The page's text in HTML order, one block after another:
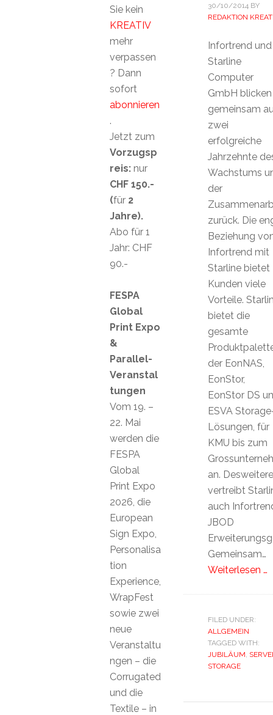
30/10/2014BY
REDAKTION
Infortrend und
Starline
Computer
GmbH blicken
gemeinsam
zwei
erfolgreiche
Jahrzehnte
Wachstums
der
zurück. Die
Beziehung
Infortrend mit
Starline bietet
Kunden viele
Vorteile.
bietet die
gesamte
der EonNAS,
EonStor,
EonStor DS
ESVA
Lösungen, für
KMU bis zum
an.
vertreibt
auch
JBOD
Gemeinsam…
Weiterlesen …
FILED UNDER:
ALLGEMEIN
TAGGED WITH:
JUBILÄUM,
STORAGE
Sie kein
KREATIV
mehr
verpassen
? Dann
sofort
abonnieren
.
Jetzt zum
Vorzugsp
reis: nur
CHF 150.-
(für 2
Jahre).
Abo für 1
Jahr: CHF
90.-
FESPA
Global
Print Expo
&
Parallel-
Veranstal
tungen
Vom 19. –
22. Mai
werden die
FESPA
Global
Print Expo
2026, die
European
Sign Expo,
Personalisa
tion
Experience,
WrapFest
sowie zwei
neue
Veranstaltu
ngen – die
Corrugated
und die
Textile – in